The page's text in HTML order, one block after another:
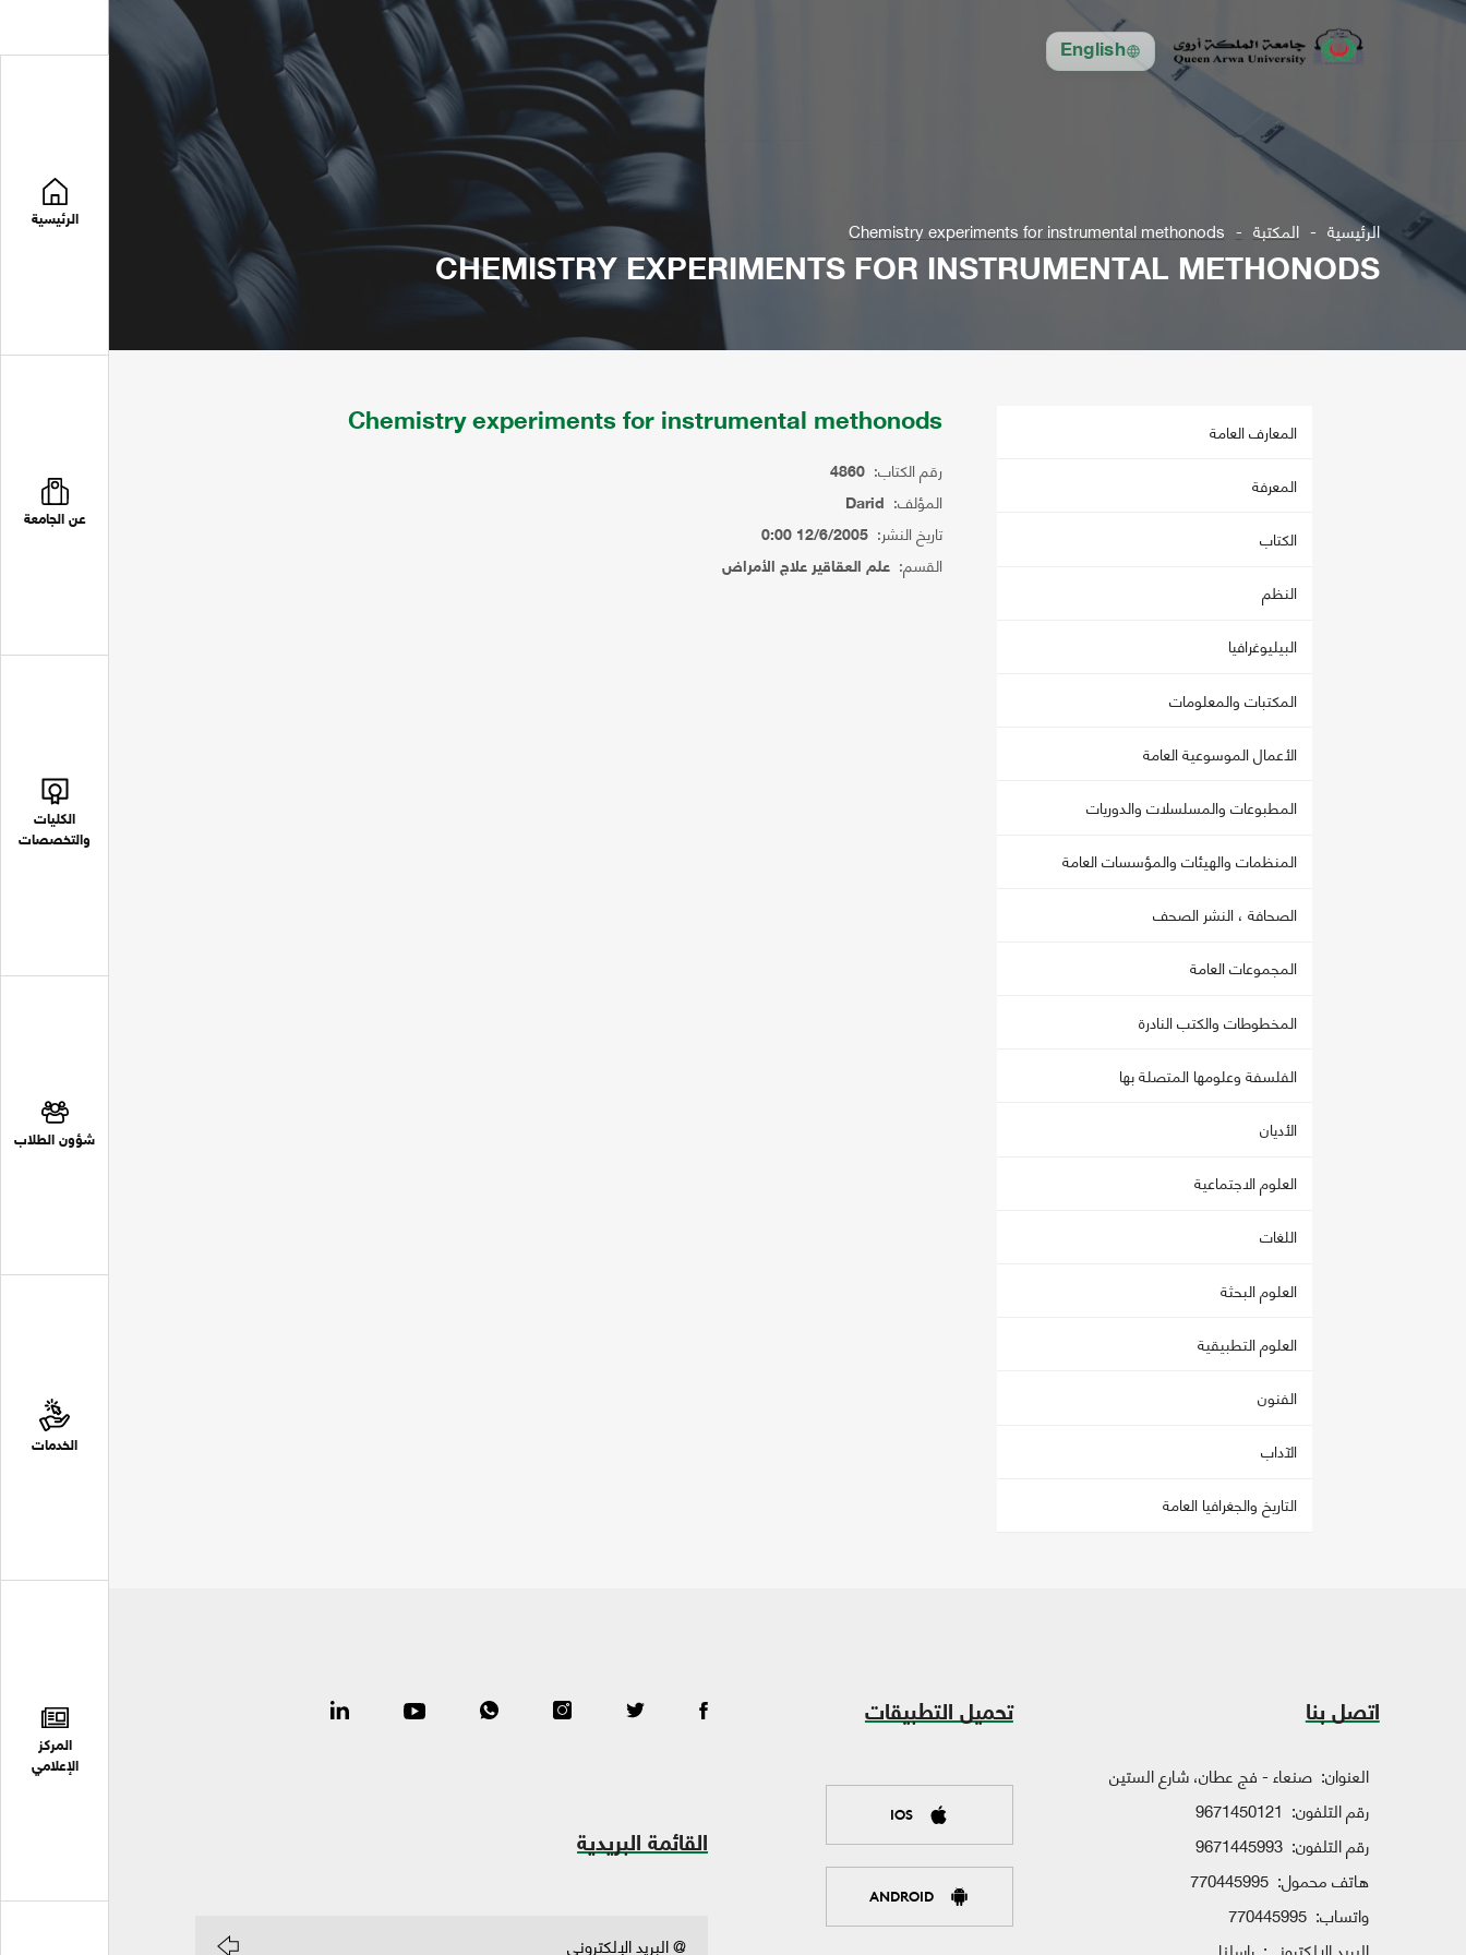
English
الرئيسية
عن الجامعة
الكليات
والتخصصات
شؤون الطلاب
الخدمات
المركز
الإعلامي
الرئيسية المكتبة Chemistry experiments for instrumental methonods
CHEMISTRY EXPERIMENTS FOR INSTRUMENTAL METHONODS
المعارف العامة
المعرفة
الكتاب
النظم
البيليوغرافيا
المكتبات والمعلومات
الأعمال الموسوعية العامة
المطبوعات والمسلسلات والدوريات
المنظمات والهيئات والمؤسسات العامة
الصحافة ، النشر الصحف
المجموعات العامة
المخطوطات والكتب النادرة
الفلسفة وعلومها المتصلة بها
الأديان
العلوم الاجتماعية
اللغات
العلوم البحثة
العلوم التطبيقية
الفنون
الآداب
التاريخ والجغرافيا العامة
Chemistry experiments for instrumental methonods
رقم الكتاب: 4860
المؤلف: Darid
تاريخ النشر: 12/6/2005 0:00
القسم: علم العقاقير علاج الأمراض
اتصل بنا
العنوان: صنعاء - فج عطان، شارع الستين
رقم التلفون: 9671450121
رقم التلفون: 9671445993
هاتف محمول: 770445995
واتساب: 770445995
تحميل التطبيقات
IOS
ANDROID
القائمة البريدية